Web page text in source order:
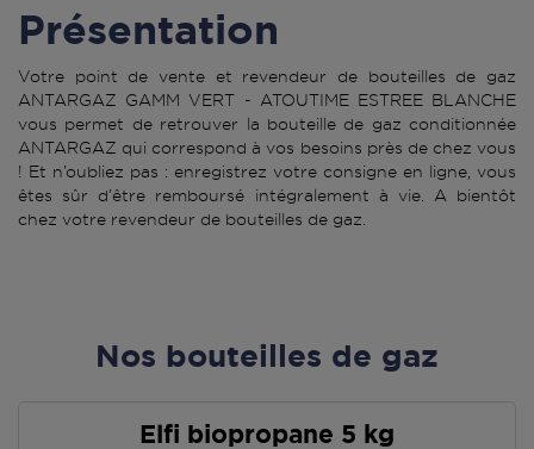
Présentation
Votre point de vente et revendeur de bouteilles de gaz
ANTARGAZ GAMM VERT - ATOUTIME ESTREE BLANCHE
vous permet de retrouver la bouteille de gaz conditionnée
ANTARGAZ qui correspond à vos besoins près de chez vous
! Et n’oubliez pas : enregistrez votre consigne en ligne, vous
êtes sûr d’être remboursé intégralement à vie. A bientôt
chez votre revendeur de bouteilles de gaz.
Nos bouteilles de gaz
Elfi biopropane 5 kg